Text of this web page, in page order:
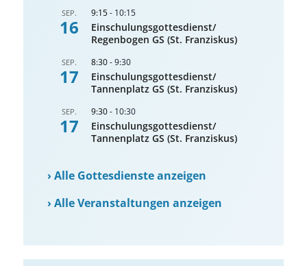
SEP.
16
9:15- 10:15
Einschulungsgottesdienst/
Regenbogen GS (St. Franziskus)
SEP.
17
8:30-9:30
Einschulungsgottesdienst/
Tannenplatz GS (St. Franziskus)
SEP.
17
9:30- 10:30
Einschulungsgottesdienst/
Tannenplatz GS (St. Franziskus)
›Alle Gottesdienste anzeigen
›Alle Veranstaltungen anzeigen